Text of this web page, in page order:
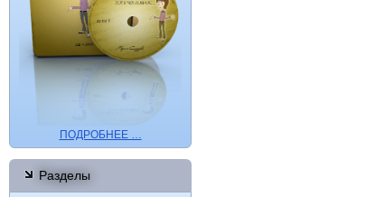
ПОДРОБНЕЕ …
Разделы